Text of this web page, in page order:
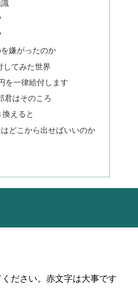
嫌がったのか
してみた世界
を一律給付します
君はそのころ
えると
どこから出せばいいのか
ださい。赤文字は大事です